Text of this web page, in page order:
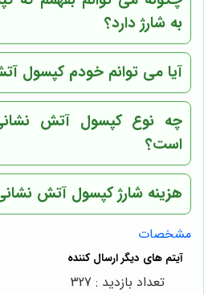
به شارژ دارد؟
آیا می توانم خودم کپسول
چه نوع کپسول آتش
است؟
هزینه شارژ کپسول آتش
مشخصات
تعداد بازدید : 327